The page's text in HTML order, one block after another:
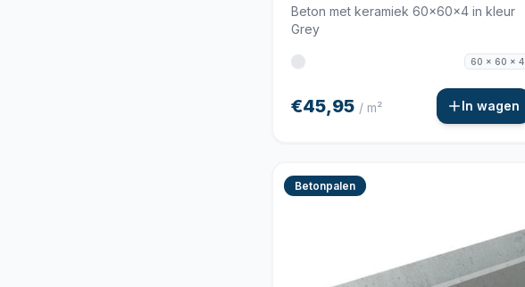
Beton met keramiek 60x60x4 in kleur
Grey
60 x 60 x 4
€45,95 / m² In wagen
Betonpalen